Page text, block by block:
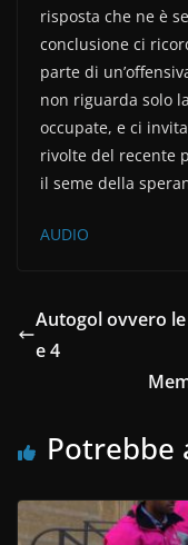
risposta che ne è
conclusione ci
parte di
non riguarda solo
occupate, e ci
rivolte del recente
il seme della
AUDIO
Autogol ovvero
e 4
Potrebbe